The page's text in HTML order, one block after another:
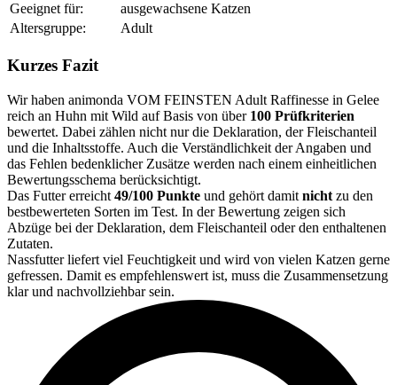
Geeignet für:
ausgewachsene Katzen
Altersgruppe:
Adult
Kurzes Fazit
Wir haben animonda VOM FEINSTEN Adult Raffinesse in Gelee
reich an Huhn mit Wild auf Basis von über 100 Prüfkriterien
bewertet. Dabei zählen nicht nur die Deklaration, der Fleischanteil
und die Inhaltsstoffe. Auch die Verständlichkeit der Angaben und
das Fehlen bedenklicher Zusätze werden nach einem einheitlichen
Bewertungsschema berücksichtigt.
Das Futter erreicht 49/100 Punkte und gehört damit nicht zu den
bestbewerteten Sorten im Test. In der Bewertung zeigen sich
Abzüge bei der Deklaration, dem Fleischanteil oder den enthaltenen
Zutaten.
Nassfutter liefert viel Feuchtigkeit und wird von vielen Katzen gerne
gefressen. Damit es empfehlenswert ist, muss die Zusammensetzung
klar und nachvollziehbar sein.